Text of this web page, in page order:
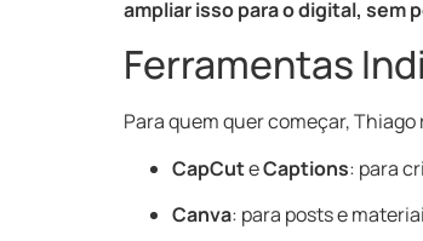
ampliar isso para o digital, sem
Ferramentas
Para quem quer começar,
CapCuteCaptions: para
Canva: para posts e